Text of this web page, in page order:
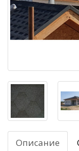
Описание